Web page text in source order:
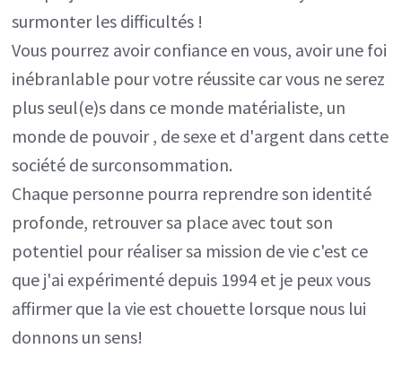
surmonter les difficultés !
Vous pourrez avoir confiance en vous, avoir une foi
inébranlable pour votre réussite car vous ne serez
plus seul(e)s dans ce monde matérialiste, un
monde de pouvoir , de sexe et d'argent dans cette
société de surconsommation.
Chaque personne pourra reprendre son identité
profonde, retrouver sa place avec tout son
potentiel pour réaliser sa mission de vie c'est ce
que j'ai expérimenté depuis 1994 et je peux vous
affirmer que la vie est chouette lorsque nous lui
donnons un sens!